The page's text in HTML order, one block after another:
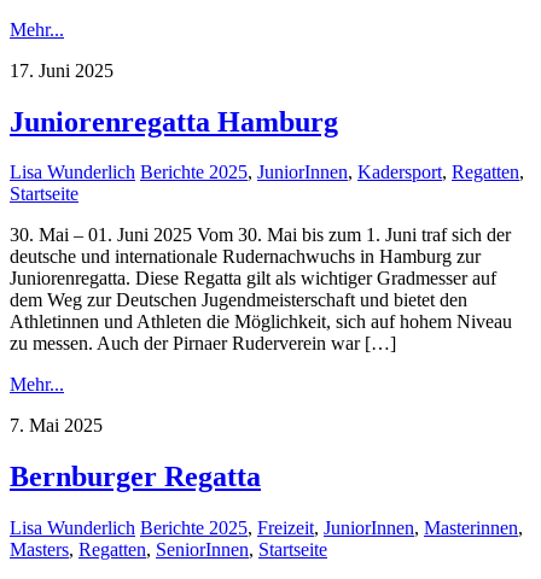
Mehr...
17. Juni 2025
Juniorenregatta Hamburg
Lisa Wunderlich Berichte 2025, JuniorInnen, Kadersport, Regatten,
Startseite
30. Mai – 01. Juni 2025 Vom 30. Mai bis zum 1. Juni traf sich der
deutsche und internationale Rudernachwuchs in Hamburg zur
Juniorenregatta. Diese Regatta gilt als wichtiger Gradmesser auf
dem Weg zur Deutschen Jugendmeisterschaft und bietet den
Athletinnen und Athleten die Möglichkeit, sich auf hohem Niveau
zu messen. Auch der Pirnaer Ruderverein war […]
Mehr...
7. Mai 2025
Bernburger Regatta
Lisa Wunderlich Berichte 2025, Freizeit, JuniorInnen, Masterinnen,
Masters, Regatten, SeniorInnen, Startseite